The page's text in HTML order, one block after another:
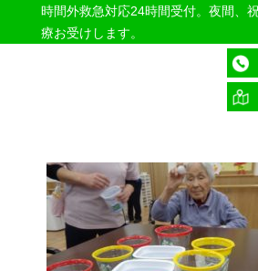
時間外救急対応24時間受付。夜間、
療お受けします。
医療法人社団紀洋会 公式サイト